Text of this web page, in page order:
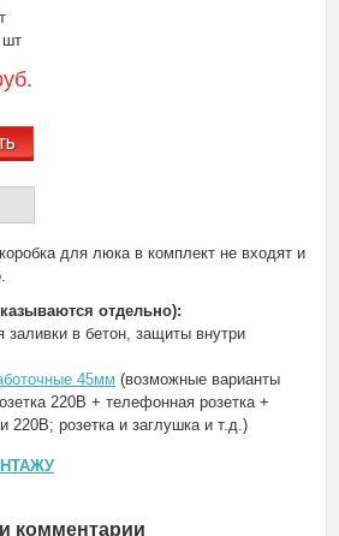
шт
для люка в комплект не входят и
отдельно):
заливки в бетон, защиты внутри
45мм (возможные варианты
220В + телефонная розетка +
220В; розетка и заглушка и т.д.)
комментарии